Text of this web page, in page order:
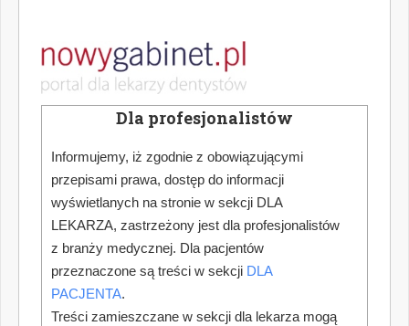
Dla profesjonalistów
Informujemy, iż zgodnie z obowiązującymi
przepisami prawa, dostęp do informacji
wyświetlanych na stronie w sekcji DLA
LEKARZA, zastrzeżony jest dla profesjonalistów
z branży medycznej. Dla pacjentów
przeznaczone są treści w sekcji DLA
PACJENTA.
Treści zamieszczane w sekcji dla lekarza mogą